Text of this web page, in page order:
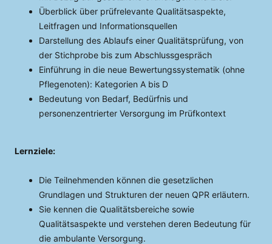
Überblick über prüfrelevante Qualitätsaspekte,
Leitfragen und Informationsquellen
Darstellung des Ablaufs einer Qualitätsprüfung, von
der Stichprobe bis zum Abschlussgespräch
Einführung in die neue Bewertungssystematik (ohne
Pflegenoten): Kategorien A bis D
Bedeutung von Bedarf, Bedürfnis und
personenzentrierter Versorgung im Prüfkontext
Lernziele:
Die Teilnehmenden können die gesetzlichen
Grundlagen und Strukturen der neuen QPR erläutern.
Sie kennen die Qualitätsbereiche sowie
Qualitätsaspekte und verstehen deren Bedeutung für
die ambulante Versorgung.